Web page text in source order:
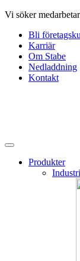
Hoppa
innehåll
Vi söker
Bli
Karriär
Om Stabe
Nedladdning
Kontakt
Produkter
Industri